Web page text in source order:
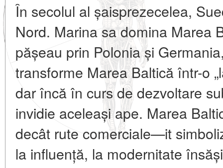
În secolul al șaisprezecelea,
Nord. Marina sa domina Marea
pășeau prin Polonia și
transforme Marea Baltică într-o
dar încă în curs de dezvoltare
invidie aceleași ape. Marea
decât rute comerciale—it
la influență, la modernitate